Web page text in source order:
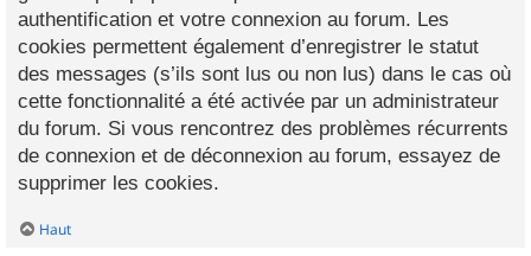
authentification et votre connexion au forum. Les
cookies permettent également d’enregistrer le statut
des messages (s’ils sont lus ou non lus) dans le cas où
cette fonctionnalité a été activée par un administrateur
du forum. Si vous rencontrez des problèmes récurrents
de connexion et de déconnexion au forum, essayez de
supprimer les cookies.
Haut